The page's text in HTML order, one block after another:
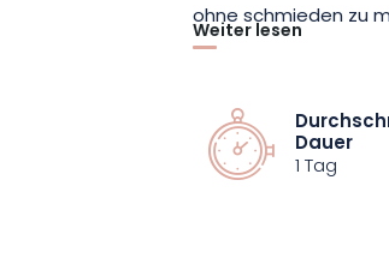
ohne schmieden zu
polieren, das Holz für
Taschenmesser zu
Bei dieser Erfahrung
Weiter lesen
Dauer
1 Tag